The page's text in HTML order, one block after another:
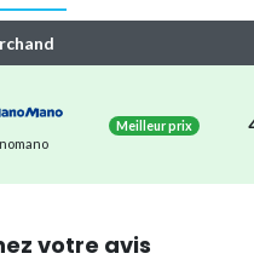
commandant ce colis en une
plus durable. Il est
plusieurs envois séparés.
Vous êtes assuré que tous les
souci.
Meilleur prix
votre avis